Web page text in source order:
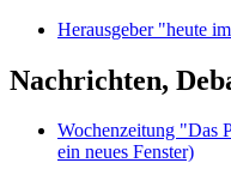
Herausgeber "heute
Nachrichten,
Wochenzeitung "Das
ein neues Fenster)